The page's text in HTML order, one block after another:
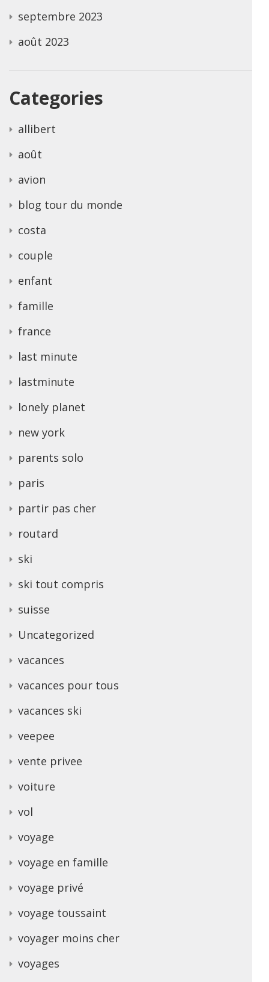
septembre 2023
août 2023
Categories
allibert
août
avion
blog tour du monde
costa
couple
enfant
famille
france
last minute
lastminute
lonely planet
new york
parents solo
paris
partir pas cher
routard
ski
ski tout compris
suisse
Uncategorized
vacances
vacances pour tous
vacances ski
veepee
vente privee
voiture
vol
voyage
voyage en famille
voyage privé
voyage toussaint
voyager moins cher
voyages